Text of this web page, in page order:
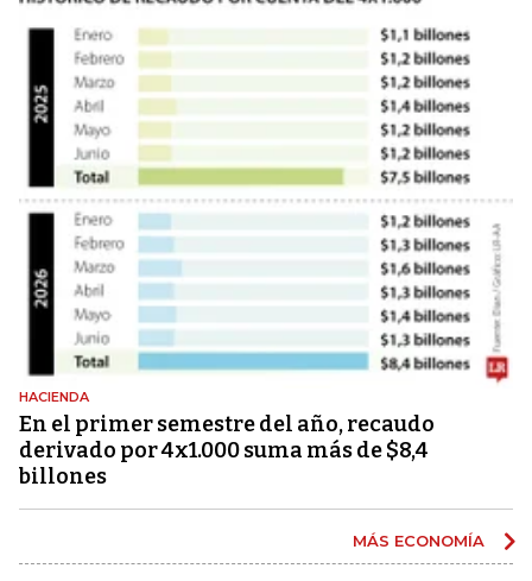
HACIENDA
En el primer semestre del año, recaudo
derivado por 4x1.000 suma más de $8,4
billones
MÁS ECONOMÍA